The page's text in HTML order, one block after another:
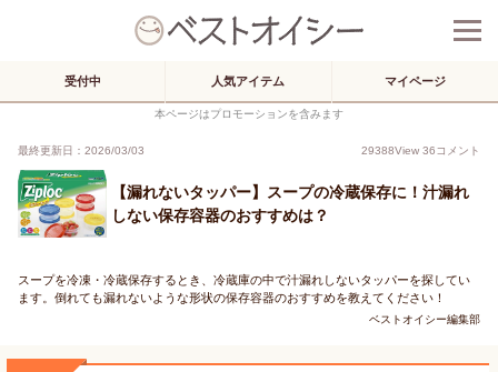
受付中 人気アイテム マイページ
本ページはプロモーションを含みます
最終更新日：2026/03/03 29388View 36コメント
【漏れないタッパー】スープの冷蔵保存に！汁漏れ
しない保存容器のおすすめは？
スープを冷凍・冷蔵保存するとき、冷蔵庫の中で汁漏れしないタッパーを探してい
ます。倒れても漏れないような形状の保存容器のおすすめを教えてください！
ベストオイシー編集部